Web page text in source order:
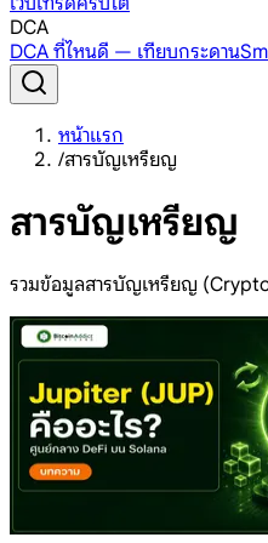
DCA
DCA ที่ไหนดี — เทียบกระดาน
หน้าแรก
/สารบัญเหรียญ
สารบัญเหรียญ
รวมข้อมูลสารบัญเหรียญ